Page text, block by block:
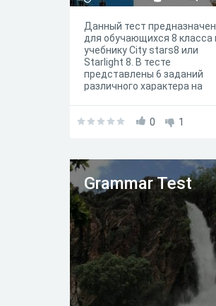
Данный тест предназначен
для обучающихся 8 класса
учебнику City stars8 или
Starlight 8. В тесте
представлены 6 заданий
различного характера на
5a. По сути, задания
тетради.
0 1
Grammar Test